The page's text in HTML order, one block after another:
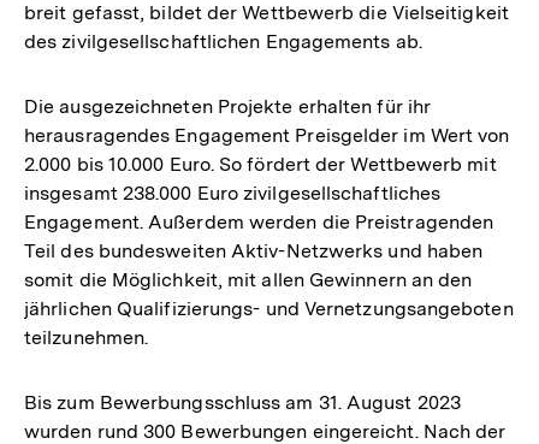
breit gefasst, bildet der Wettbewerb die Vielseitigkeit
des zivilgesellschaftlichen Engagements ab.
Die ausgezeichneten Projekte erhalten für ihr
herausragendes Engagement Preisgelder im Wert von
2.000 bis 10.000 Euro. So fördert der Wettbewerb mit
insgesamt 238.000 Euro zivilgesellschaftliches
Engagement. Außerdem werden die Preistragenden
Teil des bundesweiten Aktiv-Netzwerks und haben
somit die Möglichkeit, mit allen Gewinnern an den
jährlichen Qualifizierungs- und Vernetzungsangeboten
teilzunehmen.
Bis zum Bewerbungsschluss am 31. August 2023
wurden rund 300 Bewerbungen eingereicht. Nach der